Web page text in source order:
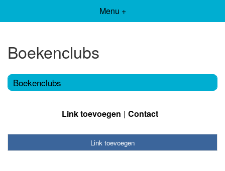
Menu +
Boekenclubs
Boekenclubs
Link toevoegen Contact
Link toevoegen